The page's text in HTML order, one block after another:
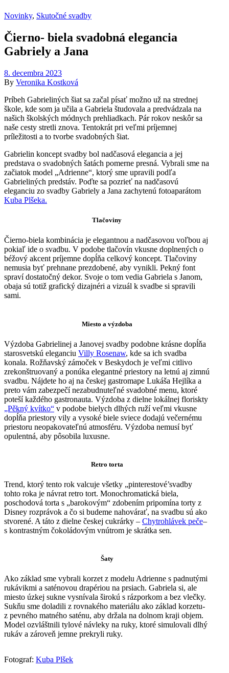
Novinky, Skutočné svadby
Čierno- biela svadobná elegancia
Gabriely a Jana
8. decembra 2023
By Veronika Kostková
Príbeh Gabrieliných šiat sa začal písať možno už na strednej
škole, kde som ja učila a Gabriela študovala a predvádzala na
našich školských módnych prehliadkach. Pár rokov neskôr sa
naše cesty stretli znova. Tentokrát pri veľmi príjemnej
príležitosti a to tvorbe svadobných šiat.
Gabrielin koncept svadby bol nadčasová elegancia a jej
predstava o svadobných šatách pomerne presná. Vybrali sme na
začiatok model „Adrienne“, ktorý sme upravili podľa
Gabrieliných predstáv. Poďte sa pozrieť na nadčasovú
eleganciu zo svadby Gabriely a Jana zachytenú fotoaparátom
Kuba Plšeka.
Tlačoviny
Čierno-biela kombinácia je elegantnou a nadčasovou voľbou aj
pokiaľ ide o svadbu. V podobe tlačovín vkusne doplnených o
béžový akcent príjemne dopĺňa celkový koncept. Tlačoviny
nemusia byť prehnane prezdobené, aby vynikli. Pekný font
spraví dostatočný dekor. Svoje o tom vedia Gabriela s Janom,
obaja sú totiž grafický dizajnéri a vizuál k svadbe si spravili
sami.
Miesto a výzdoba
Výzdoba Gabrielinej a Janovej svadby podobne krásne dopĺňa
starosvetskú eleganciu Villy Rosenaw, kde sa ich svadba
konala. Rožňavský zámoček v Beskydoch je veľmi citlivo
zrekonštruovaný a ponúka elegantné priestory na letnú aj zimnú
svadbu. Nájdete ho aj na českej gastromape Lukáša Hejlíka a
preto vám zabezpečí nezabudnuteľné svadobné menu, ktoré
poteší každého gastronauta. Výzdoba z dielne lokálnej floriskty
„Pěkný kvítko“ v podobe bielych dlhých ruží veľmi vkusne
dopĺňa priestory vily a vysoké biele sviece dodajú večernému
priestoru neopakovateľnú atmosféru. Výzdoba nemusí byť
opulentná, aby pôsobila luxusne.
Retro torta
Trend, ktorý tento rok valcuje všetky „pinterestové’svadby
tohto roka je návrat retro tort. Monochromatická biela,
poschodová torta s „barokovým“ zdobením pripomína torty z
Disney rozprávok a čo si budeme nahovárať, na svadbu sú ako
stvorené. A táto z dielne českej cukrárky – Chytrohlávek peče–
s kontrastným čokoládovým vnútrom je skrátka sen.
Šaty
Ako základ sme vybrali korzet z modelu Adrienne s padnutými
rukávikmi a saténovou drapériou na prsiach. Gabriela si, ale
miesto úzkej sukne vysnívala širokú s rázporkom a bez vlečky.
Sukňu sme doladili z rovnakého materiálu ako základ korzetu-
z pevného matného saténu, aby držala na dolnom kraji objem.
Model ozvláštnili tylové návleky na ruky, ktoré simulovali dlhý
rukáv a zároveň jemne prekryli ruky.
Fotograf: Kuba Plšek